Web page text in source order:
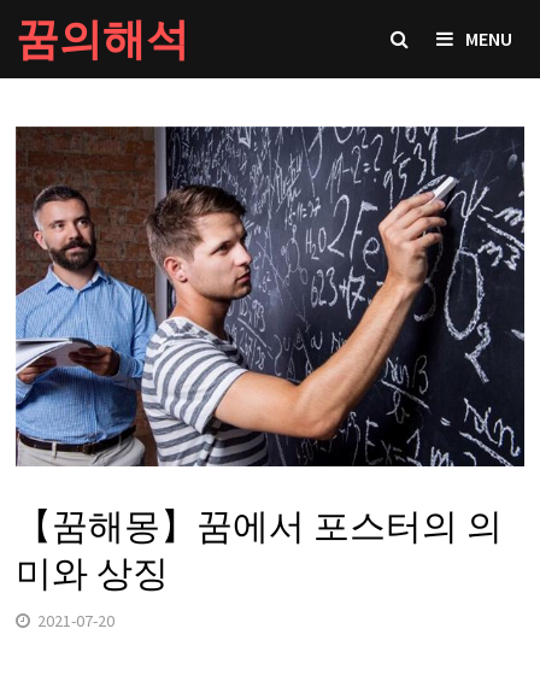
Skip
to
content
꿈의해석 MENU
【꿈해몽】꿈에서 포스터의 의
미와 상징
2021-07-20